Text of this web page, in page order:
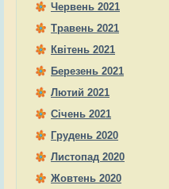
Червень 2021
Травень 2021
Квітень 2021
Березень 2021
Лютий 2021
Січень 2021
Грудень 2020
Листопад 2020
Жовтень 2020